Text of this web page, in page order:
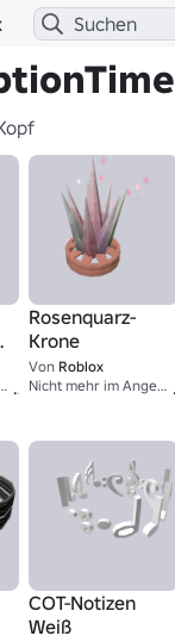
Angebot
1
Rosenquarz-
Krone
Von Roblox
Nicht mehr im Angebot
COT-Notizen
Weiß